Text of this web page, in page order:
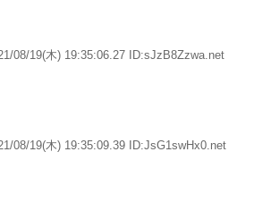
08/19(木) 19:35:06.27 ID:sJzB8Zzwa.net
08/19(木) 19:35:09.39 ID:JsG1swHx0.net